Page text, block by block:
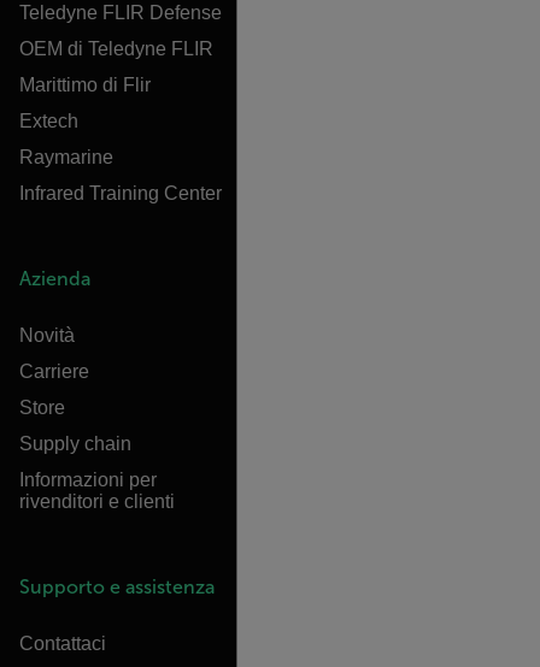
Teledyne FLIR Defense
OEM di Teledyne FLIR
Marittimo di Flir
Extech
Raymarine
Infrared Training Center
Azienda
Novità
Carriere
Store
Supply chain
Informazioni per
rivenditori e clienti
Supporto e assistenza
Contattaci